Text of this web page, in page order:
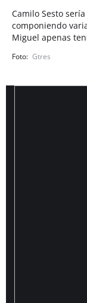
Camilo Sesto
componiendo
Miguel apenas
Gtres